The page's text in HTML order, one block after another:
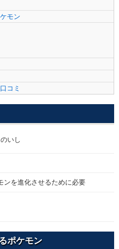
モン
コミ
いし
ンを進化させるために必要
ポケモン